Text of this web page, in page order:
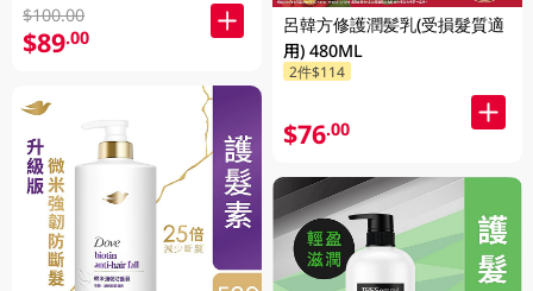
$100.00
$89.00
呂韓方修護潤髪乳(受損髮質適
用) 480ML
2件$114
$76.00